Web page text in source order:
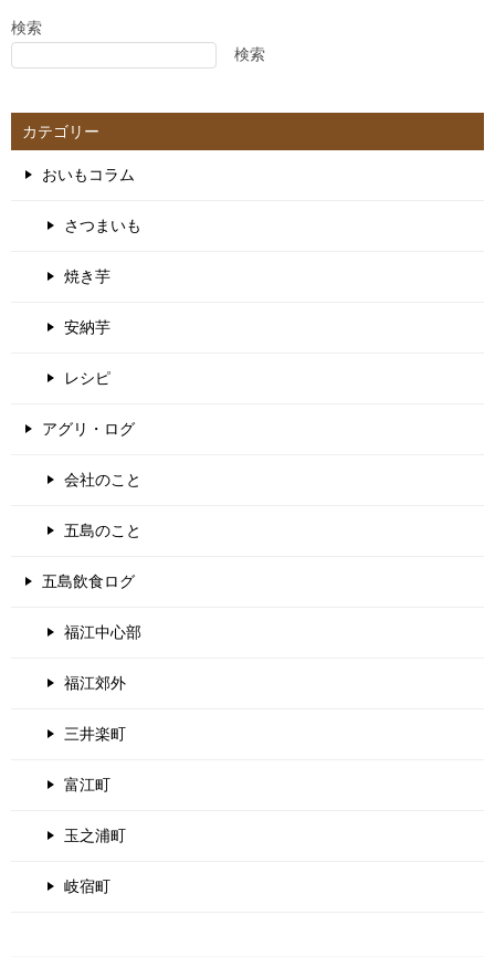
検索
検索
カテゴリー
おいもコラム
さつまいも
焼き芋
安納芋
レシピ
アグリ・ログ
会社のこと
五島のこと
五島飲食ログ
福江中心部
福江郊外
三井楽町
富江町
玉之浦町
岐宿町